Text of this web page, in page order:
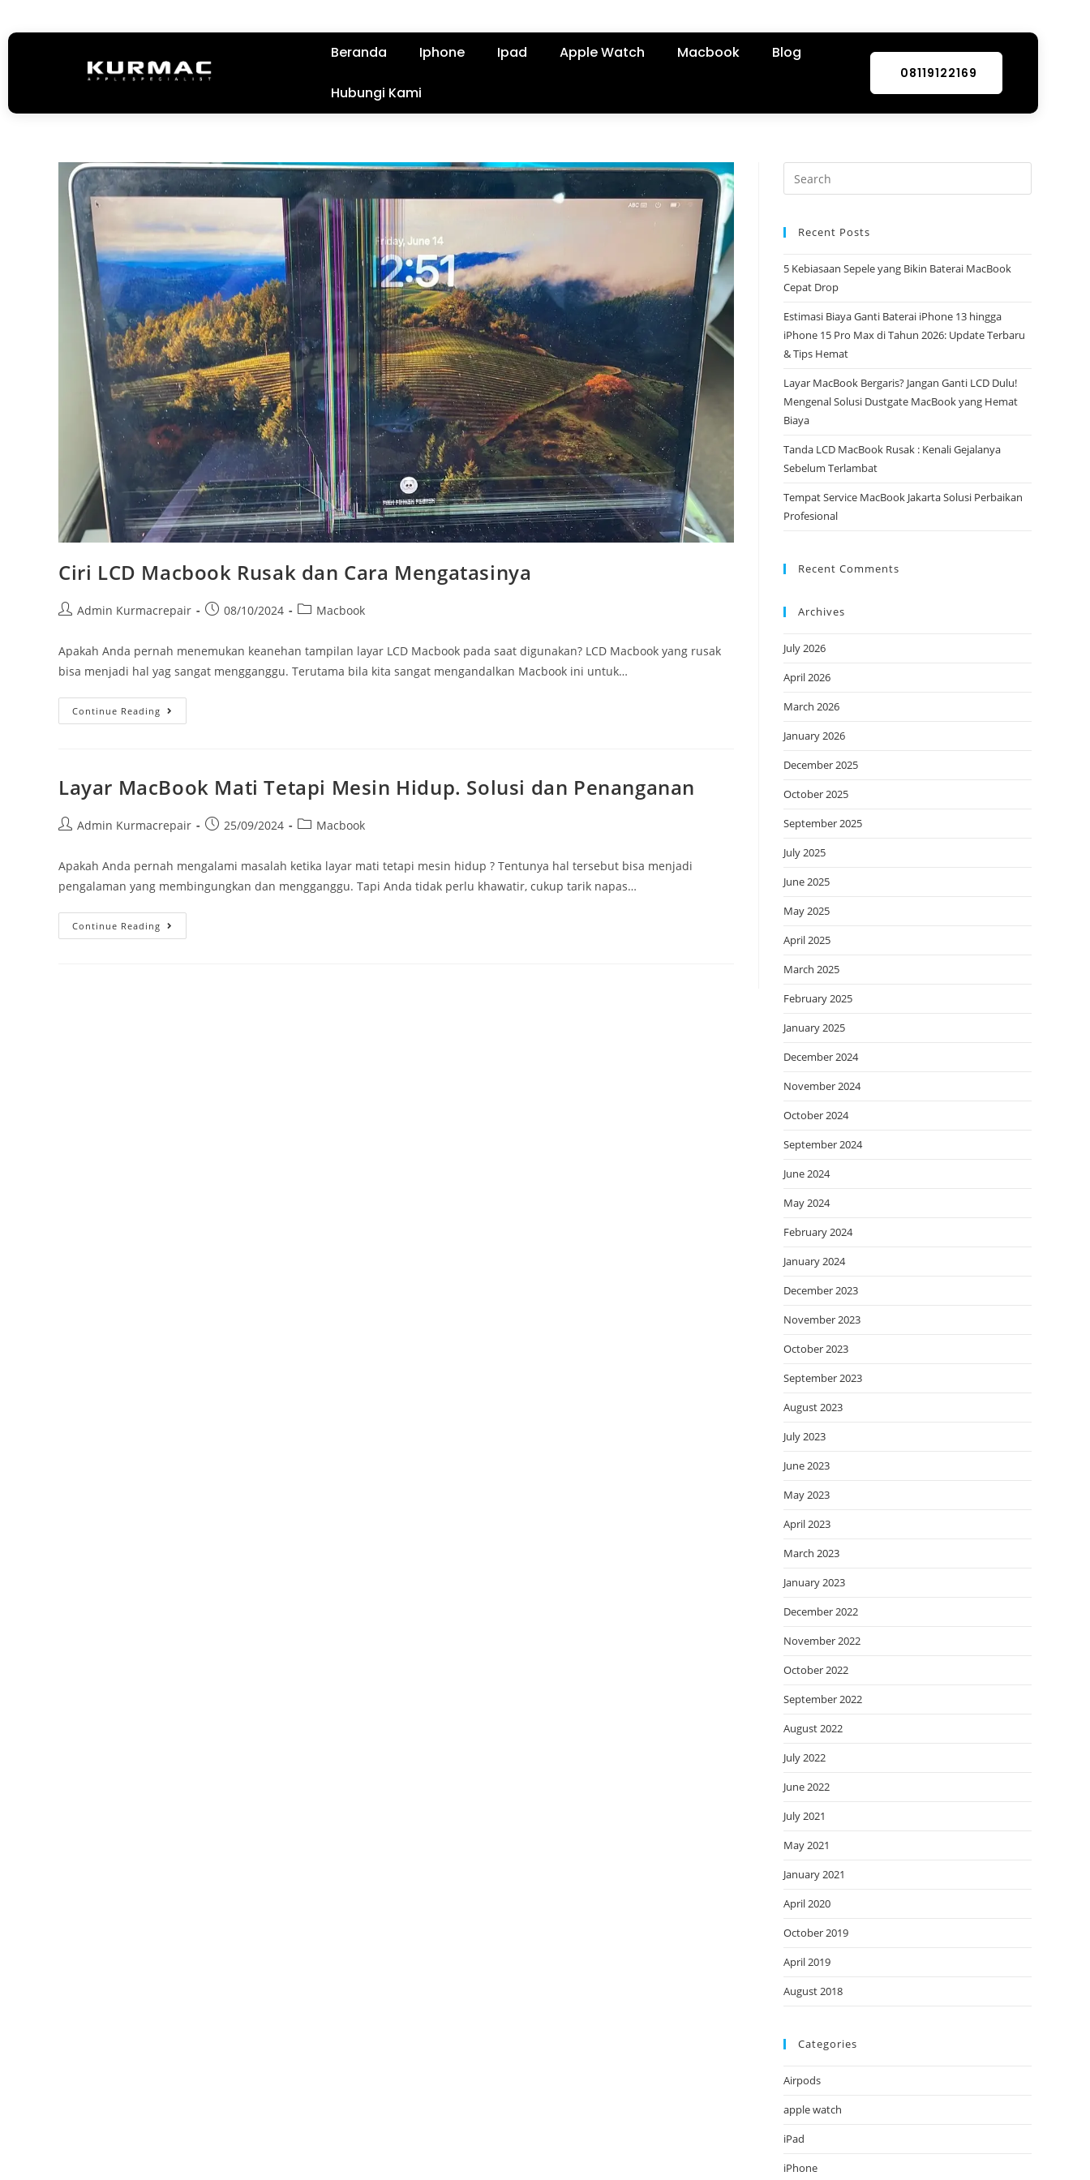
Beranda Iphone Ipad Apple Watch Macbook Blog
Hubungi Kami
08119122169
Ciri LCD Macbook Rusak dan Cara Mengatasinya
Admin Kurmacrepair 08/10/2024 Macbook
Apakah Anda pernah menemukan keanehan tampilan layar LCD Macbook pada saat digunakan? LCD Macbook yang rusak
bisa menjadi hal yag sangat mengganggu. Terutama bila kita sangat mengandalkan Macbook ini untuk…
Continue Reading
Layar MacBook Mati Tetapi Mesin Hidup. Solusi dan Penanganan
Admin Kurmacrepair 25/09/2024 Macbook
Apakah Anda pernah mengalami masalah ketika layar mati tetapi mesin hidup ? Tentunya hal tersebut bisa menjadi
pengalaman yang membingungkan dan mengganggu. Tapi Anda tidak perlu khawatir, cukup tarik napas…
Continue Reading
Recent Posts
5 Kebiasaan Sepele yang Bikin Baterai MacBook
Cepat Drop
Estimasi Biaya Ganti Baterai iPhone 13 hingga
iPhone 15 Pro Max di Tahun 2026: Update Terbaru
& Tips Hemat
Layar MacBook Bergaris? Jangan Ganti LCD Dulu!
Mengenal Solusi Dustgate MacBook yang Hemat
Biaya
Tanda LCD MacBook Rusak : Kenali Gejalanya
Sebelum Terlambat
Tempat Service MacBook Jakarta Solusi Perbaikan
Profesional
Recent Comments
Archives
July 2026
April 2026
March 2026
January 2026
December 2025
October 2025
September 2025
July 2025
June 2025
May 2025
April 2025
March 2025
February 2025
January 2025
December 2024
November 2024
October 2024
September 2024
June 2024
May 2024
February 2024
January 2024
December 2023
November 2023
October 2023
September 2023
August 2023
July 2023
June 2023
May 2023
April 2023
March 2023
January 2023
December 2022
November 2022
October 2022
September 2022
August 2022
July 2022
June 2022
July 2021
May 2021
January 2021
April 2020
October 2019
April 2019
August 2018
Categories
Airpods
apple watch
iPad
iPhone